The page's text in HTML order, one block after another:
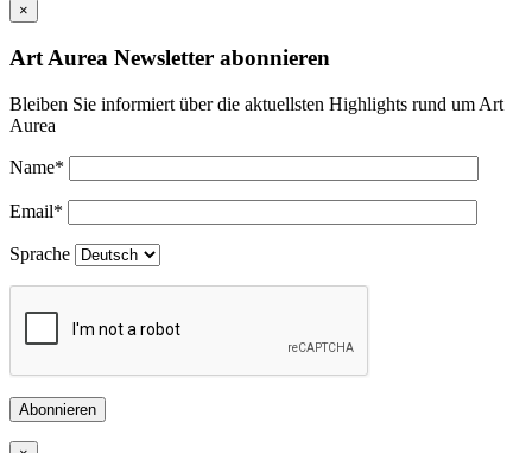
×
Art Aurea Newsletter abonnieren
Bleiben Sie informiert über die aktuellsten Highlights rund um Art
Aurea
Name*
Email*
Sprache
Abonnieren